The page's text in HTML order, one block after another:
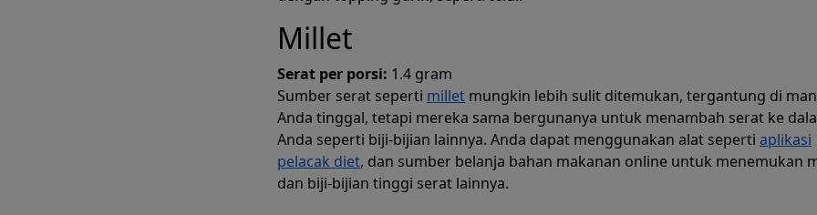
Millet
Serat per porsi: 1.4 gram
Sumber serat seperti millet mungkin lebih sulit ditemukan, tergantung di
Anda tinggal, tetapi mereka sama bergunanya untuk menambah serat ke
Anda seperti biji-bijian lainnya. Anda dapat menggunakan alat seperti aplikasi
pelacak diet, dan sumber belanja bahan makanan online untuk menemukan
dan biji-bijian tinggi serat lainnya.